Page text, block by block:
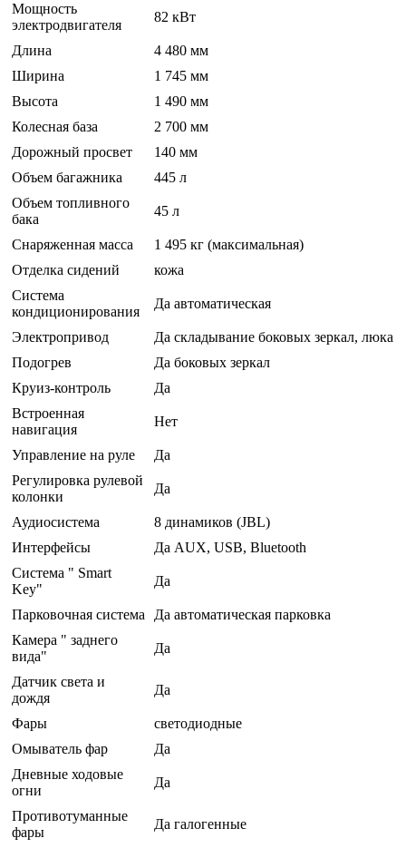
Мощность
электродвигателя
82 кВт
Длина
4 480 мм
Ширина
1 745 мм
Высота
1 490 мм
Колесная база
2 700 мм
Дорожный просвет
140 мм
Объем багажника
445 л
Объем топливного
бака
45 л
Снаряженная масса
1 495 кг (максимальная)
Отделка сидений
кожа
Система
кондиционирования
Да автоматическая
Электропривод
Да складывание боковых зеркал, люка
Подогрев
Да боковых зеркал
Круиз-контроль
Да
Встроенная
навигация
Нет
Управление на руле
Да
Регулировка рулевой
колонки
Да
Аудиосистема
8 динамиков (JBL)
Интерфейсы
Да AUX, USB, Bluetooth
Система " Smart
Key"
Да
Парковочная система
Да автоматическая парковка
Камера " заднего
вида"
Да
Датчик света и
дождя
Да
Фары
светодиодные
Омыватель фар
Да
Дневные ходовые
огни
Да
Противотуманные
фары
Да галогенные